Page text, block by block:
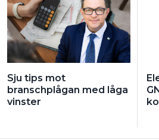
för materialet hos en
kan vara lägre innebär inte att
nämnden som också
av material.
BETTI-ANN PETTERSSON
MATERIALPÅSLAG – VAD
Sju tips mot
branschplågan med låga
vinster